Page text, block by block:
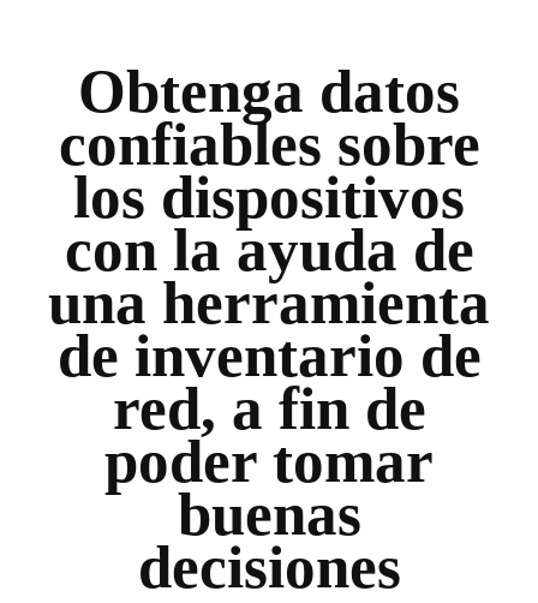
Obtenga datos
confiables sobre
los dispositivos
con la ayuda de
una herramienta
de inventario de
red, a fin de
poder tomar
buenas
decisiones